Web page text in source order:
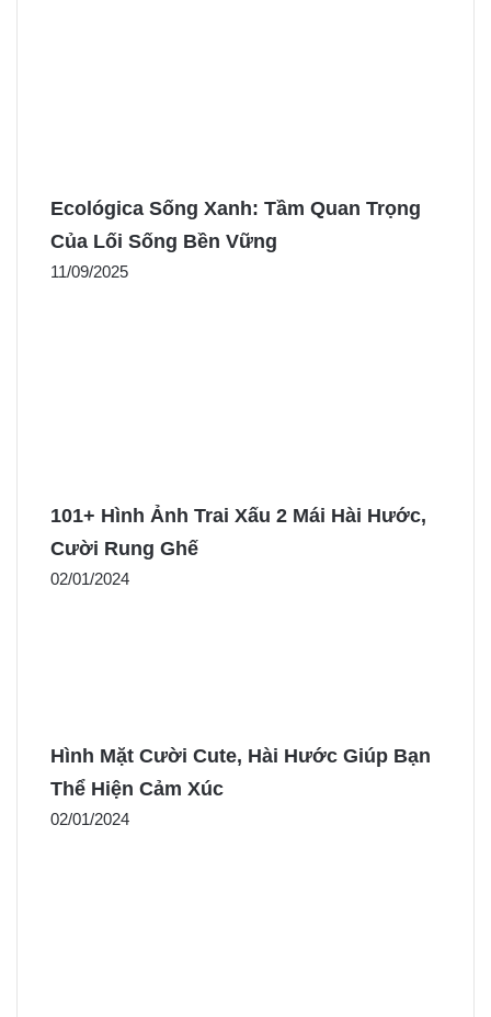
Ecológica Sống Xanh: Tầm Quan Trọng
Của Lối Sống Bền Vững
11/09/2025
101+ Hình Ảnh Trai Xấu 2 Mái Hài Hước,
Cười Rung Ghế
02/01/2024
Hình Mặt Cười Cute, Hài Hước Giúp Bạn
Thể Hiện Cảm Xúc
02/01/2024